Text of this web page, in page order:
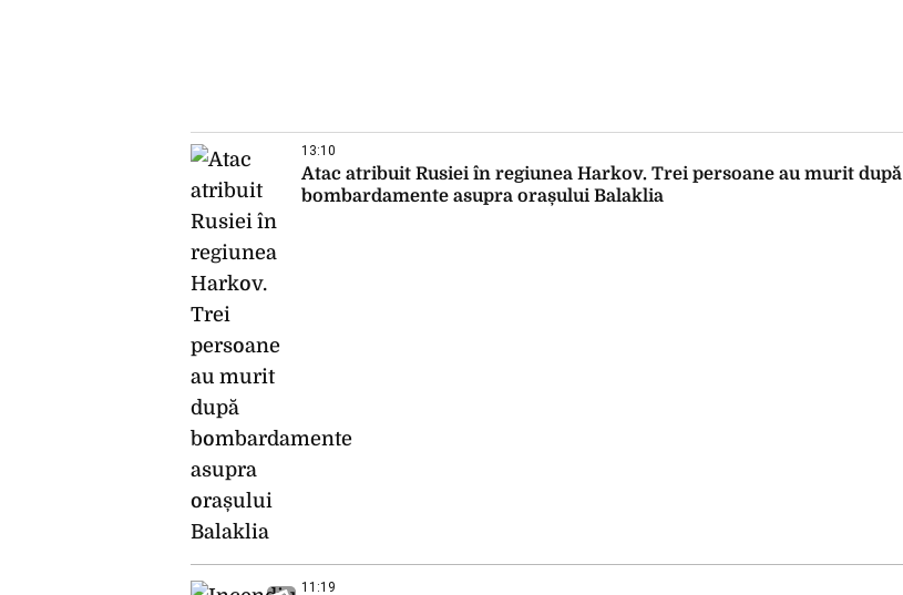
13:10
Atac atribuit Rusiei în regiunea Harkov. Trei persoane au murit după
bombardamente asupra orașului Balaklia
11:19